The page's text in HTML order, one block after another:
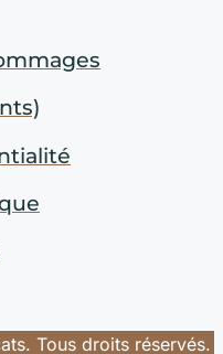
Tous droits réservés.